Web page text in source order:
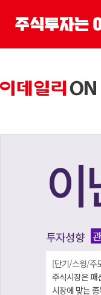
투자성향
[단기/스윙/주
주식시장은 패
시장에 맞는